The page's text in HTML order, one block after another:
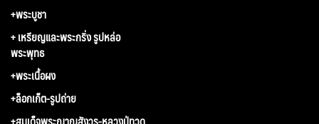
+พระบูชา
+ เหรียญและพระกริ่ง รูปหล่อ
พระพุทธ
+พระเนื้อผง
+ล็อกเก็ต-รูปถ่าย